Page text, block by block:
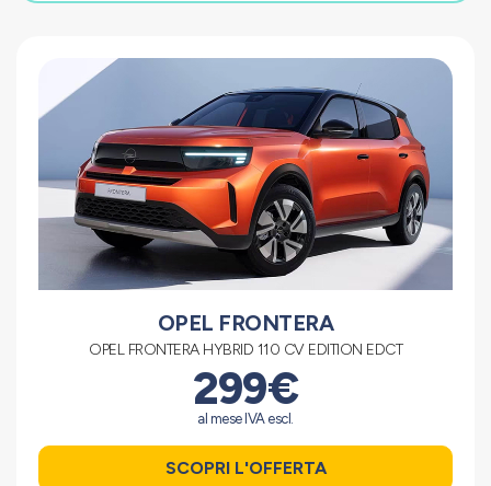
OPEL FRONTERA
OPEL FRONTERA HYBRID 110 CV EDITION EDCT
299€
al mese IVA escl.
SCOPRI L'OFFERTA